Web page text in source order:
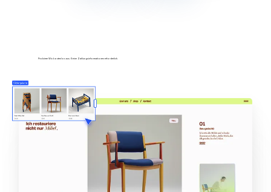
Probiere Wix kostenlos aus. Keine Zahlungsinformationen erforderlich.